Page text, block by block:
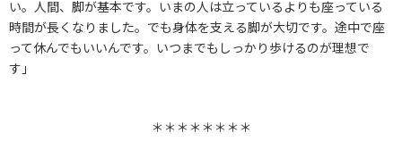
い。人間、脚が基本です。いまの人は立っているよりも座っている
時間が長くなりました。でも身体を支える脚が大切です。途中で座
って休んでもいいんです。いつまでもしっかり歩けるのが理想で
す」
＊＊＊＊＊＊＊＊